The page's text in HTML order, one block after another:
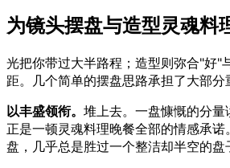
为镜头摆盘与造型灵魂料
光把你带过大半路程；造型则弥合"好"
距。几个简单的摆盘思路承担了大部分
以丰盛领衔。 堆上去。一盘慷慨的分
正是一顿灵魂料理晚餐全部的情感承
盘，几乎总是胜过一个整洁却半空的盘